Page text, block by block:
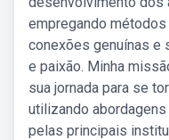
empregando
conexões genuínas e
e paixão. Minha
sua jornada para se
utilizando
pelas principais